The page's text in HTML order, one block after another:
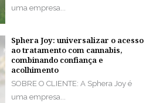
uma empresa...
Sphera Joy: universalizar o acesso
ao tratamento com cannabis,
combinando confiança e
acolhimento
SOBRE O CLIENTE: A Sphera Joy é
uma empresa...